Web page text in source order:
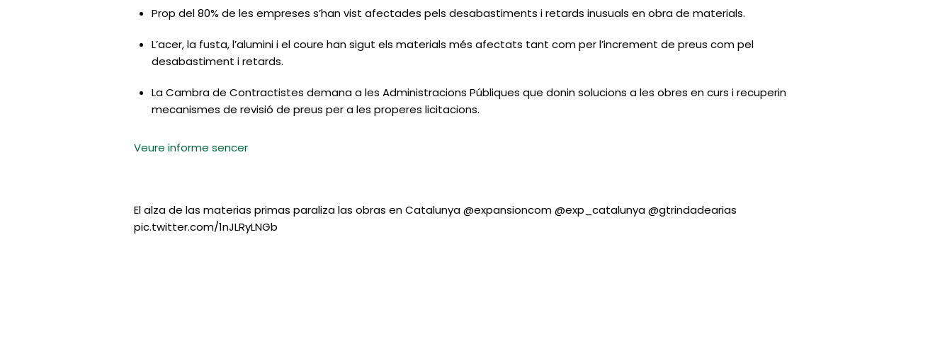
Prop del 80% de les empreses s’han vist afectades pels desabastiments i retards inusuals en obra de materials.
L’acer, la fusta, l’alumini i el coure han sigut els materials més afectats tant com per l’increment de preus com pel
desabastiment i retards.
La Cambra de Contractistes demana a les Administracions Públiques que donin solucions a les obres en curs i recuperin
mecanismes de revisió de preus per a les properes licitacions.
Veure informe sencer
El alza de las materias primas paraliza las obras en Catalunya @expansioncom @exp_catalunya @gtrindadearias
pic.twitter.com/1nJLRyLNGb